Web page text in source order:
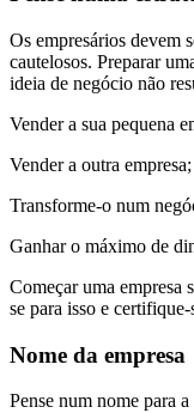
Os empresários devem
cautelosos. Preparar
ideia de negócio não
Vender a sua pequena
Vender a outra empresa;
Transforme-o num
Ganhar o máximo de
Começar uma empresa
se para isso e
Nome da empresa
Pense num nome para a